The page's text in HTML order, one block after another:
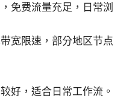
免费流量充足，日常浏
宽限速，部分地区节点
好，适合日常工作流。